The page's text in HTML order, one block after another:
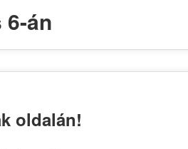
án
oldalán!